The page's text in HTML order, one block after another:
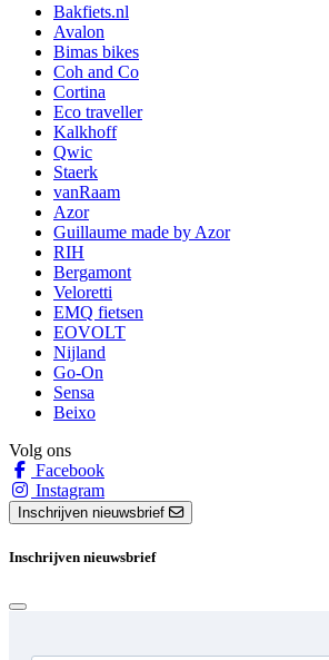
Bakfiets.nl
Avalon
Bimas bikes
Coh and Co
Cortina
Eco traveller
Kalkhoff
Qwic
Staerk
vanRaam
Azor
Guillaume made by Azor
RIH
Bergamont
Veloretti
EMQ fietsen
EOVOLT
Nijland
Go-On
Sensa
Beixo
Volg ons
Facebook
Instagram
Inschrijven nieuwsbrief
Inschrijven nieuwsbrief